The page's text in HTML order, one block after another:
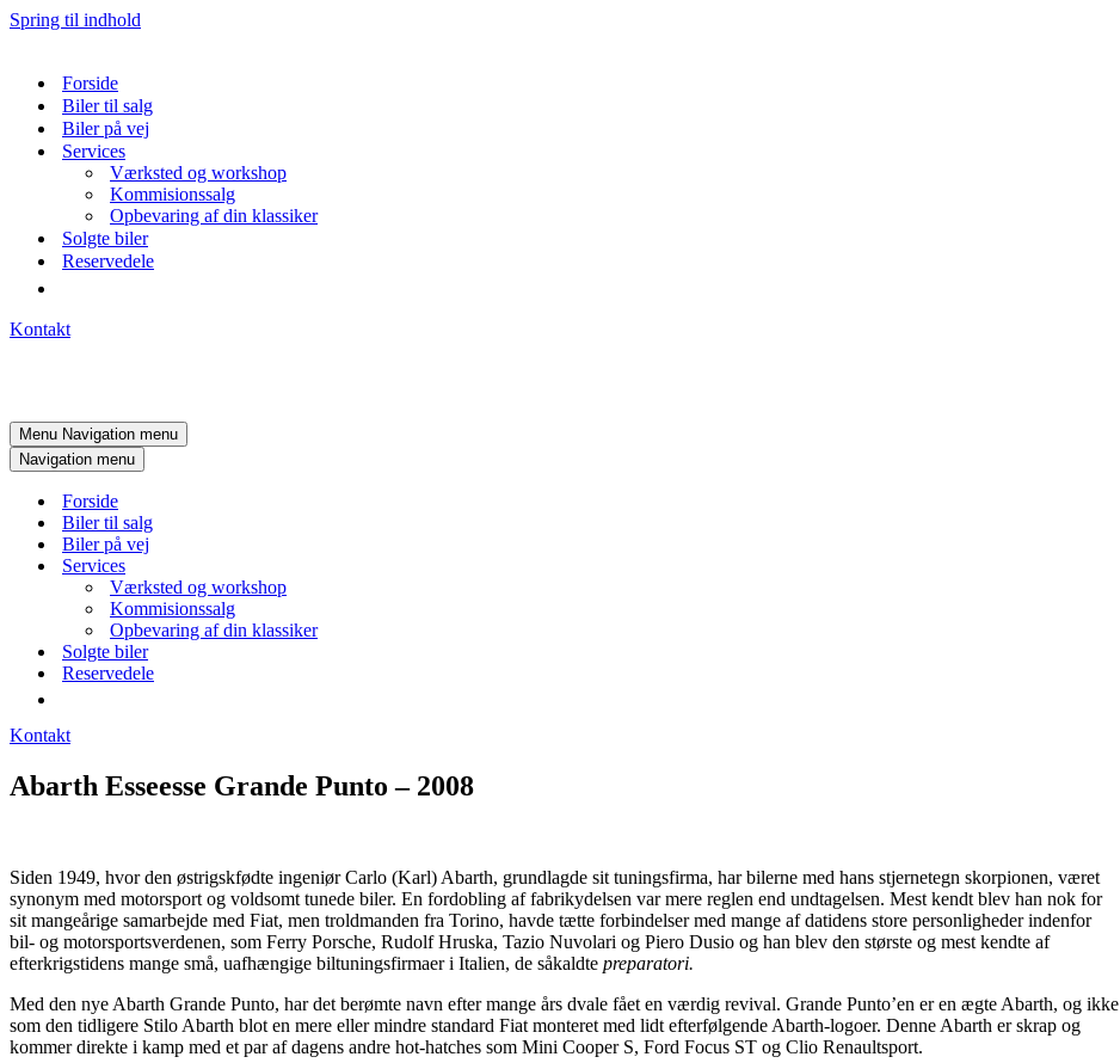
Spring til indhold
Forside
Biler til salg
Biler på vej
Services
Værksted og workshop
Kommisionssalg
Opbevaring af din klassiker
Solgte biler
Reservedele
Kontakt
Menu Navigation menu
Navigation menu
Forside
Biler til salg
Biler på vej
Services
Værksted og workshop
Kommisionssalg
Opbevaring af din klassiker
Solgte biler
Reservedele
Kontakt
Abarth Esseesse Grande Punto – 2008
Siden 1949, hvor den østrigskfødte ingeniør Carlo (Karl) Abarth, grundlagde sit tuningsfirma, har bilerne med hans stjernetegn skorpionen, været
synonym med motorsport og voldsomt tunede biler. En fordobling af fabrikydelsen var mere reglen end undtagelsen. Mest kendt blev han nok for
sit mangeårige samarbejde med Fiat, men troldmanden fra Torino, havde tætte forbindelser med mange af datidens store personligheder indenfor
bil- og motorsportsverdenen, som Ferry Porsche, Rudolf Hruska, Tazio Nuvolari og Piero Dusio og han blev den største og mest kendte af
efterkrigstidens mange små, uafhængige biltuningsfirmaer i Italien, de såkaldte preparatori.
Med den nye Abarth Grande Punto, har det berømte navn efter mange års dvale fået en værdig revival. Grande Punto’en er en ægte Abarth, og ikke
som den tidligere Stilo Abarth blot en mere eller mindre standard Fiat monteret med lidt efterfølgende Abarth-logoer. Denne Abarth er skrap og
kommer direkte i kamp med et par af dagens andre hot-hatches som Mini Cooper S, Ford Focus ST og Clio Renaultsport.